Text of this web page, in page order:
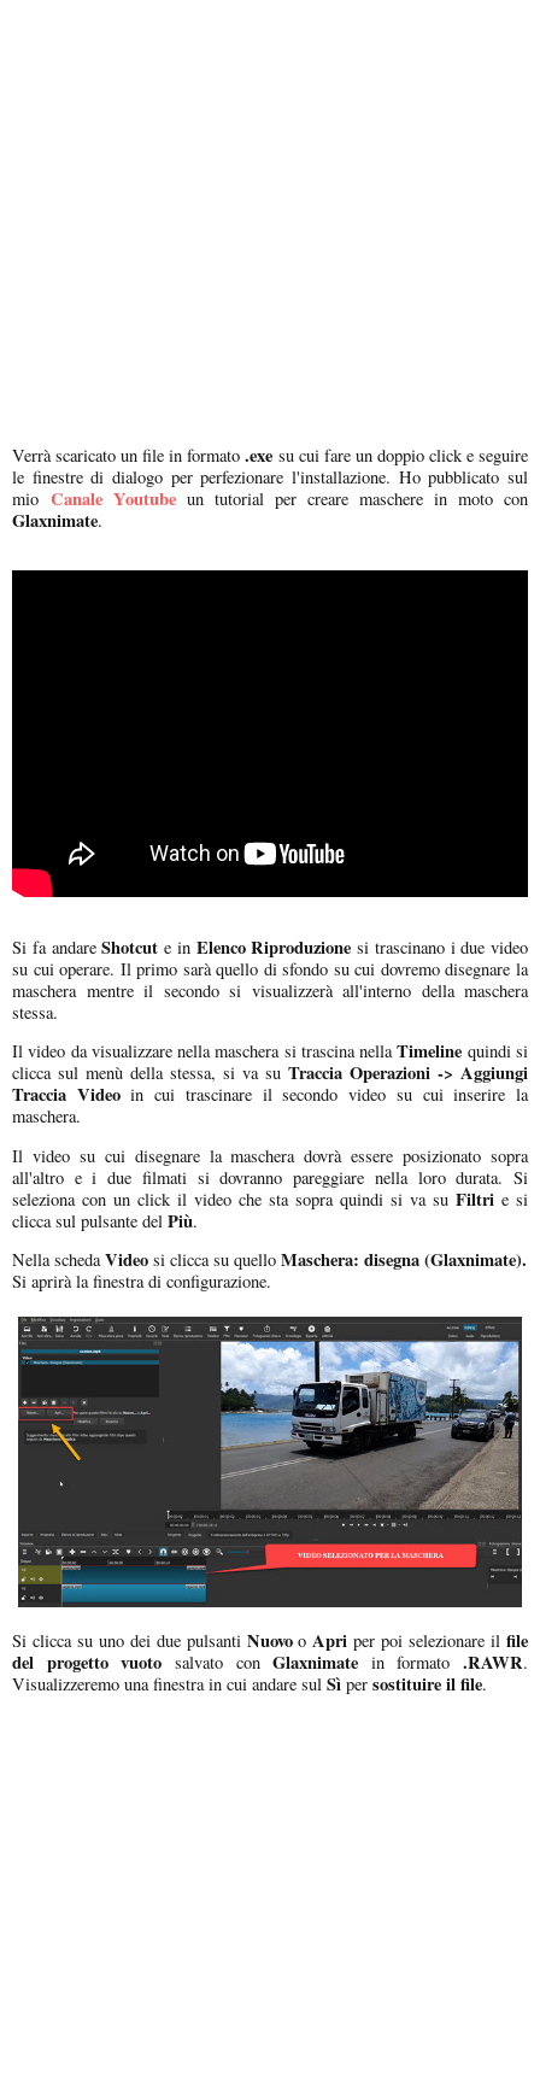
Verrà scaricato un file in formato .exe su cui fare un doppio click e seguire
le finestre di dialogo per perfezionare l'installazione. Ho pubblicato sul
mio Canale Youtube un tutorial per creare maschere in moto con
Glaxnimate.
Si fa andareShotcut e in Elenco Riproduzione si trascinano i due video
su cui operare. Il primo sarà quello di sfondo su cui dovremo disegnare la
maschera mentre il secondo si visualizzerà all'interno della maschera
stessa.
Il video da visualizzare nella maschera si trascina nellaTimeline quindi si
clicca sul menù della stessa, si va su Traccia Operazioni -> Aggiungi
Traccia Videoin cui trascinare il secondo video su cui inserire la
maschera.
Il video su cui disegnare la maschera dovrà essere posizionato sopra
all'altro e i due filmati si dovranno pareggiare nella loro durata. Si
seleziona con un click il video che sta sopra quindi si va su Filtri e si
clicca sul pulsante del Più.
Nella schedaVideo si clicca su quello Maschera: disegna (Glaxnimate).
Si aprirà la finestra di configurazione.
Si clicca su uno dei due pulsantiNuovoo Apri per poi selezionare ilfile
del progetto vuoto salvato conGlaxnimate in formato .RAWR.
Visualizzeremo una finestra in cui andare sul Sì per sostituire il file.